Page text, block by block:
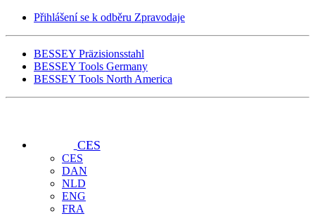
Přihlášení se k odběru Zpravodaje
BESSEY Präzisionsstahl
BESSEY Tools Germany
BESSEY Tools North America
CES
CES
DAN
NLD
ENG
FRA